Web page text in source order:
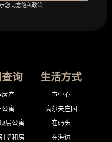
您同意隐私政策
询
房产
公寓
层公寓
墅和房
生活方式
市中心
高尔夫庄园
在码头
在海边